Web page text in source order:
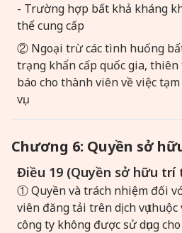
- Trường hợp bất khả kháng
thể cung cấp
② Ngoại trừ các tình huống
trạng khẩn cấp quốc gia,
báo cho thành viên về việc
vụ.
Chương 6: Quyền sở
Điều 19 (Quyền sở hữu trí
① Quyền và trách nhiệm đối
viên đăng tải trên dịch vụ
công ty không được sử dụng